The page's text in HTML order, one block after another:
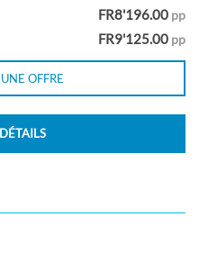
FR8'196.00 pp
FR9'125.00 pp
OFFRE